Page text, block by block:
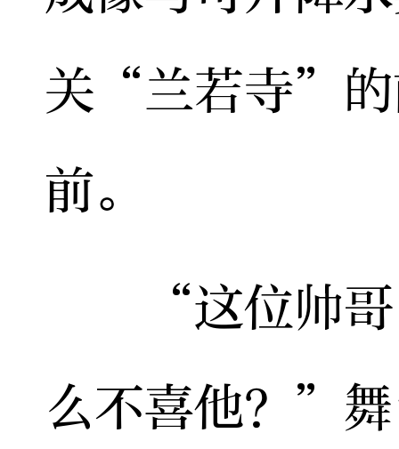
关“兰若寺”的
前。
“这位帅哥
么不喜他？”